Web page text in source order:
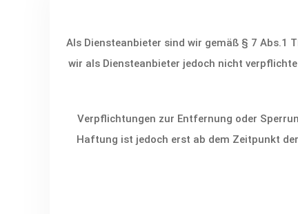
Als Diensteanbieter sind wir gemäß § 7 Abs.1
wir als Diensteanbieter jedoch nicht
Verpflichtungen zur Entfernung oder
Haftung ist jedoch erst ab dem Zeitpunkt